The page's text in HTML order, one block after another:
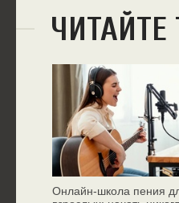
Онлайн‑школа пения